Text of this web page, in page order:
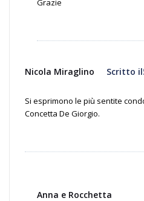
Grazie
Nicola Miraglino Scritto
Si esprimono le più sentite
Concetta De Giorgio.
Anna e Rocchetta